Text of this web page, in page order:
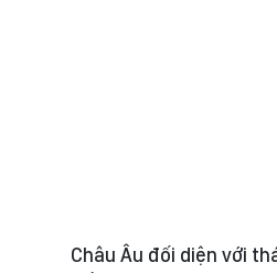
Châu Âu đối diện với